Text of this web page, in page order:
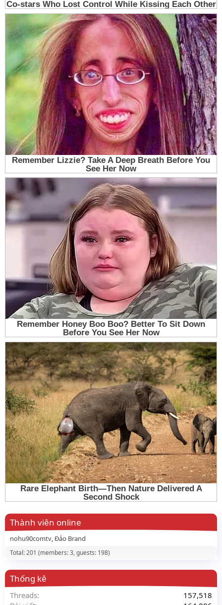
Thành viên online
nohu90comtv Đảo Brand
Total: 201 (members: 3, guests: 198)
Thống kê
Threads
157,518